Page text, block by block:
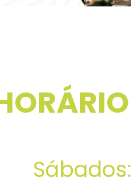
Sábados: